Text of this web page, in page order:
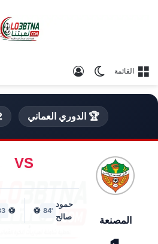
القائمة الوضع المظلم
🏆 الدوري العماني
المصنعة
VS
حمود
صالح
'84
⚽
⚽